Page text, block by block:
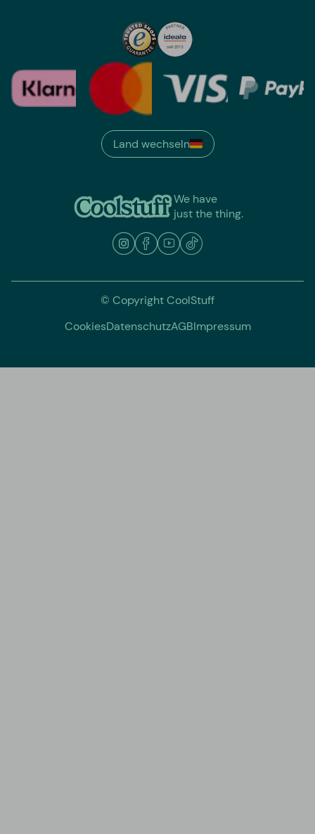
We have
just the thing.
Land wechseln
© Copyright CoolStuff
CookiesDatenschutzAGBImpressum